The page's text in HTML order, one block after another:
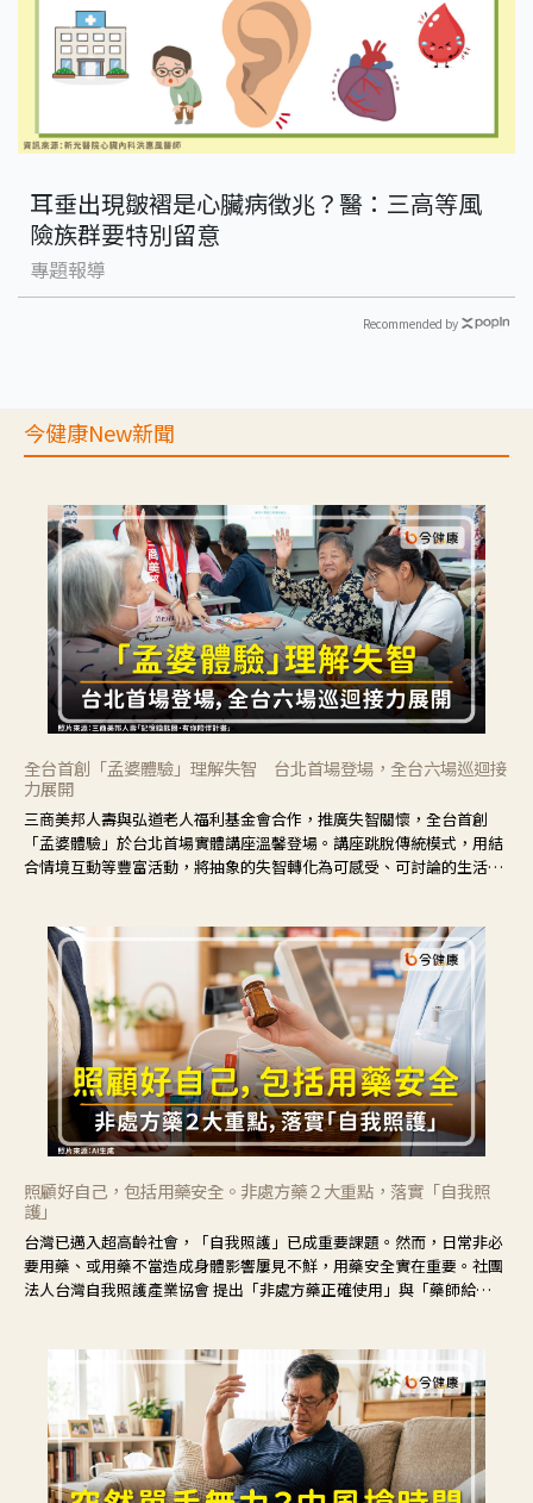
耳垂出現皺褶是心臟病徵兆？醫：三高等風
險族群要特別留意
專題報導
Recommended by
今健康New新聞
全台首創「孟婆體驗」理解失智 台北首場登場，全台六場巡迴接
力展開
三商美邦人壽與弘道老人福利基金會合作，推廣失智關懷，全台首創
「孟婆體驗」於台北首場實體講座溫馨登場。講座跳脫傳統模式，用結
合情境互動等豐富活動，將抽象的失智轉化為可感受、可討論的生活情
照顧好自己，包括用藥安全。非處方藥２大重點，落實「自我照
護」
台灣已邁入超高齡社會，「自我照護」已成重要課題。然而，日常非必
要用藥、或用藥不當造成身體影響屢見不鮮，用藥安全實在重要。社團
法人台灣自我照護產業協會 提出「非處方藥正確使用」與「藥師給